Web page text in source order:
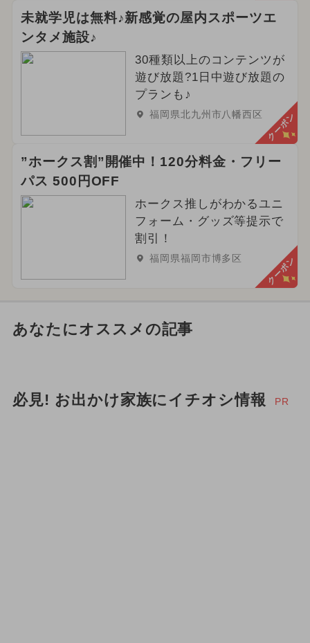
未就学児は無料♪新感覚の屋内スポーツエ
ンタメ施設♪
30種類以上のコンテンツが
遊び放題?1日中遊び放題の
プランも♪
福岡県北九州市八幡西区 クーポン
”ホークス割”開催中！120分料金・フリー
パス 500円OFF
ホークス推しがわかるユニ
フォーム・グッズ等提示で
割引！
福岡県福岡市博多区 クーポン
あなたにオススメの記事
必見! お出かけ家族にイチオシ情報 PR